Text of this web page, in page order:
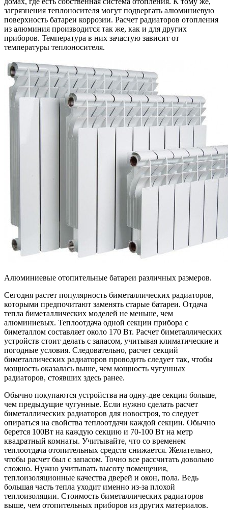
загрязнения теплоносителя могут подвергать алюминиевую
поверхность батареи коррозии. Расчет радиаторов отопления
из алюминия производится так же, как и для других
приборов. Температура в них зачастую зависит от
температуры теплоносителя.
Алюминиевые отопительные батареи различных размеров.
Сегодня растет популярность биметаллических радиаторов,
которыми предпочитают заменять старые батареи. Отдача
тепла биметаллических моделей не меньше, чем
алюминиевых. Теплоотдача одной секции прибора с
биметаллом составляет около 170 Вт. Расчет биметаллических
устройств стоит делать с запасом, учитывая климатические и
погодные условия. Следовательно, расчет секций
биметаллических радиаторов проводить следует так, чтобы
мощность оказалась выше, чем мощность чугунных
радиаторов, стоявших здесь ранее.
Обычно покупаются устройства на одну-две секции больше,
чем предыдущие чугунные. Если нужно сделать расчет
биметаллических радиаторов для новостроя, то следует
опираться на свойства теплоотдачи каждой секции. Обычно
берется 100Вт на каждую секцию и 70-100 Вт на метр
квадратный комнаты. Учитывайте, что со временем
теплоотдача отопительных средств снижается. Желательно,
чтобы расчет был с запасом. Точно все рассчитать довольно
сложно. Нужно учитывать высоту помещения,
теплоизоляционные качества дверей и окон, пола. Ведь
большая часть тепла уходит именно из-за плохой
теплоизоляции. Стоимость биметаллических радиаторов
выше, чем отопительных приборов из других материалов.